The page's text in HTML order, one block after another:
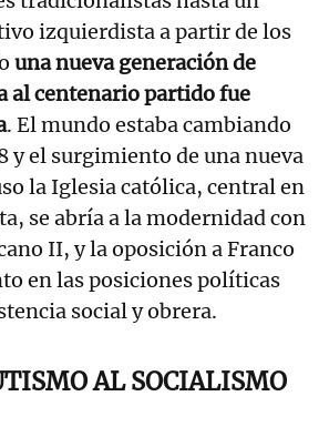
izquierdista a partir de los
una nueva generación de
al centenario partido fue
. El mundo estaba cambiando
y el surgimiento de una nueva
la Iglesia católica, central en
se abría a la modernidad con
II, y la oposición a Franco
en las posiciones políticas
social y obrera.
AL SOCIALISMO